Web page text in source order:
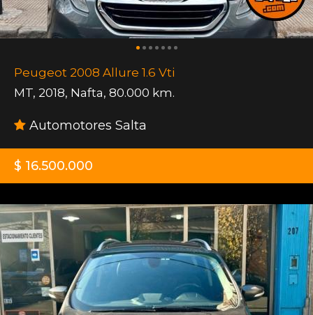
Peugeot 2008 Allure 1.6 Vti
MT, 2018, Nafta, 80.000 km.
Automotores Salta
$ 16.500.000